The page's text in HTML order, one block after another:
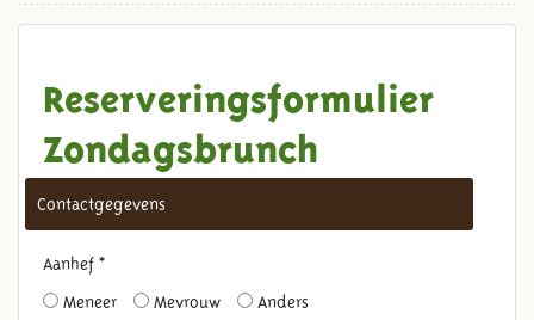
Reserveringsformulier
Zondagsbrunch
Contactgegevens
Aanhef *
Meneer
Mevrouw
Anders